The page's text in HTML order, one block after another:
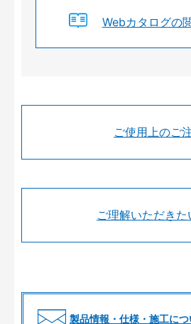
Webカタログの
ご使用上のご
ご理解いただきた
製品情報・仕様・施工につ